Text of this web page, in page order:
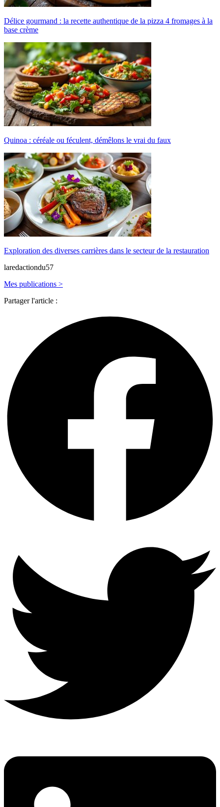
Délice gourmand : la recette authentique de la pizza 4 fromages à la
base crème
Quinoa : céréale ou féculent, démêlons le vrai du faux
Exploration des diverses carrières dans le secteur de la restauration
laredactiondu57
Mes publications >
Partager l'article :